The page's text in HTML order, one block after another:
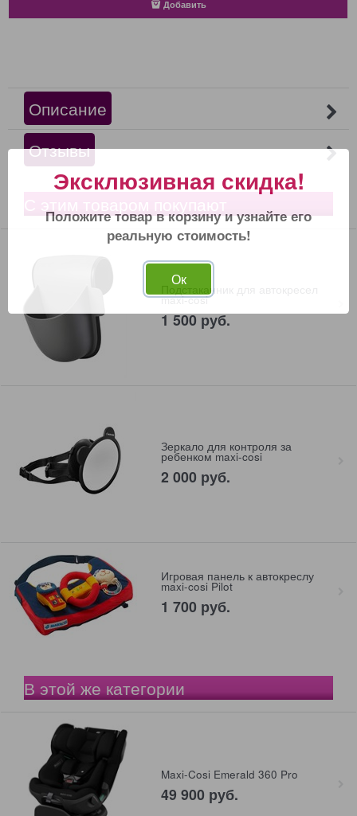
Добавить
Описание
Отзывы
С этим товаром покупают
Подстаканник для автокресел
maxi-cosi
1 500 руб.
Зеркало для контроля за
ребенком maxi-cosi
2 000 руб.
Игровая панель к автокреслу
maxi-cosi Pilot
1 700 руб.
В этой же категории
Maxi-Cosi Emerald 360 Pro
49 900 руб.
Эксклюзивная скидка!
Положите товар в корзину и узнайте его
реальную стоимость!
Ок